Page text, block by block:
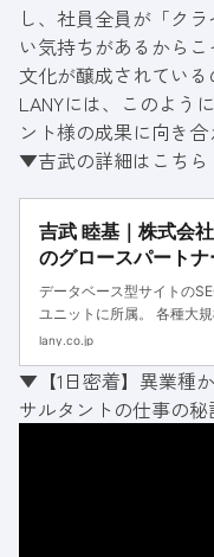
し、社員全員が「ク
い気持ちがあるから
文化が醸成されている
LANYには、このよう
ント様の成果に向き合
▼吉武の詳細はこちら
吉武 睦基｜株式会
のグロースパート
Growth Partner)
データベース型サイトの
ユニットに所属。 各種大
略立案および改善支援を担
テクニカル面・コンテン
結する支援を行っている。
lany.co.jp
▼【1日密着】異業種
サルタントの仕事の秘